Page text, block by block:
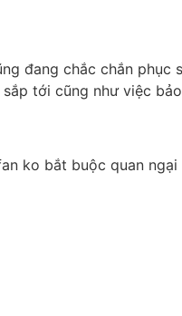
đang chắc chắn phục
tới cũng như việc
ko bắt buộc quan